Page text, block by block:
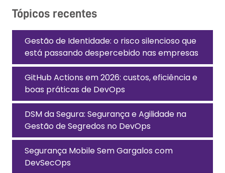
Tópicos recentes
Gestão de Identidade: o risco silencioso que
está passando despercebido nas empresas
GitHub Actions em 2026: custos, eficiência e
boas práticas de DevOps
DSM da Segura: Segurança e Agilidade na
Gestão de Segredos no DevOps
Segurança Mobile Sem Gargalos com
DevSecOps